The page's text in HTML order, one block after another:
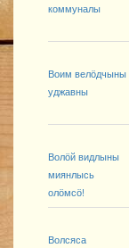
коммуналы
Воим велӧдчыны
уджавны
Волӧй видлыны
миянлысь
олӧмсӧ!
Волсяса